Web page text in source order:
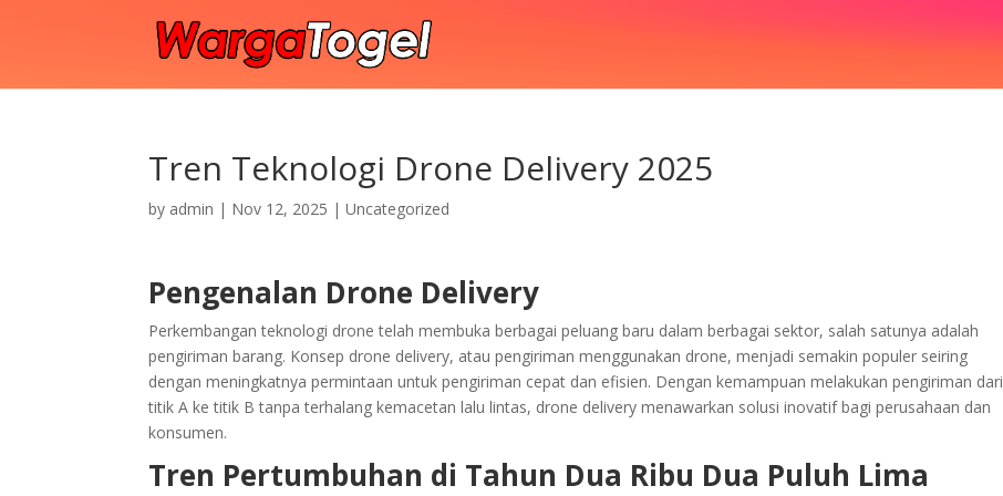
Tren Teknologi Drone Delivery 2025
by admin | Nov 12, 2025 |Uncategorized
Pengenalan Drone Delivery
Perkembangan teknologi drone telah membuka berbagai peluang baru dalam berbagai sektor, salah satunya adalah
pengiriman barang. Konsep drone delivery, atau pengiriman menggunakan drone, menjadi semakin populer seiring
dengan meningkatnya permintaan untuk pengiriman cepat dan efisien. Dengan kemampuan melakukan pengiriman dari
titik A ke titik B tanpa terhalang kemacetan lalu lintas, drone delivery menawarkan solusi inovatif bagi perusahaan dan
konsumen.
Tren Pertumbuhan di Tahun Dua Ribu Dua Puluh Lima